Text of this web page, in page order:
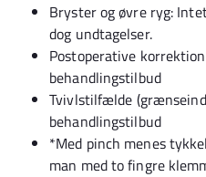
Bryster og øvre ryg:
dog undtagelser.
Postoperative
behandlingstilbud
Tvivlstilfælde
behandlingstilbud
*Med pinch menes
man med to fingre